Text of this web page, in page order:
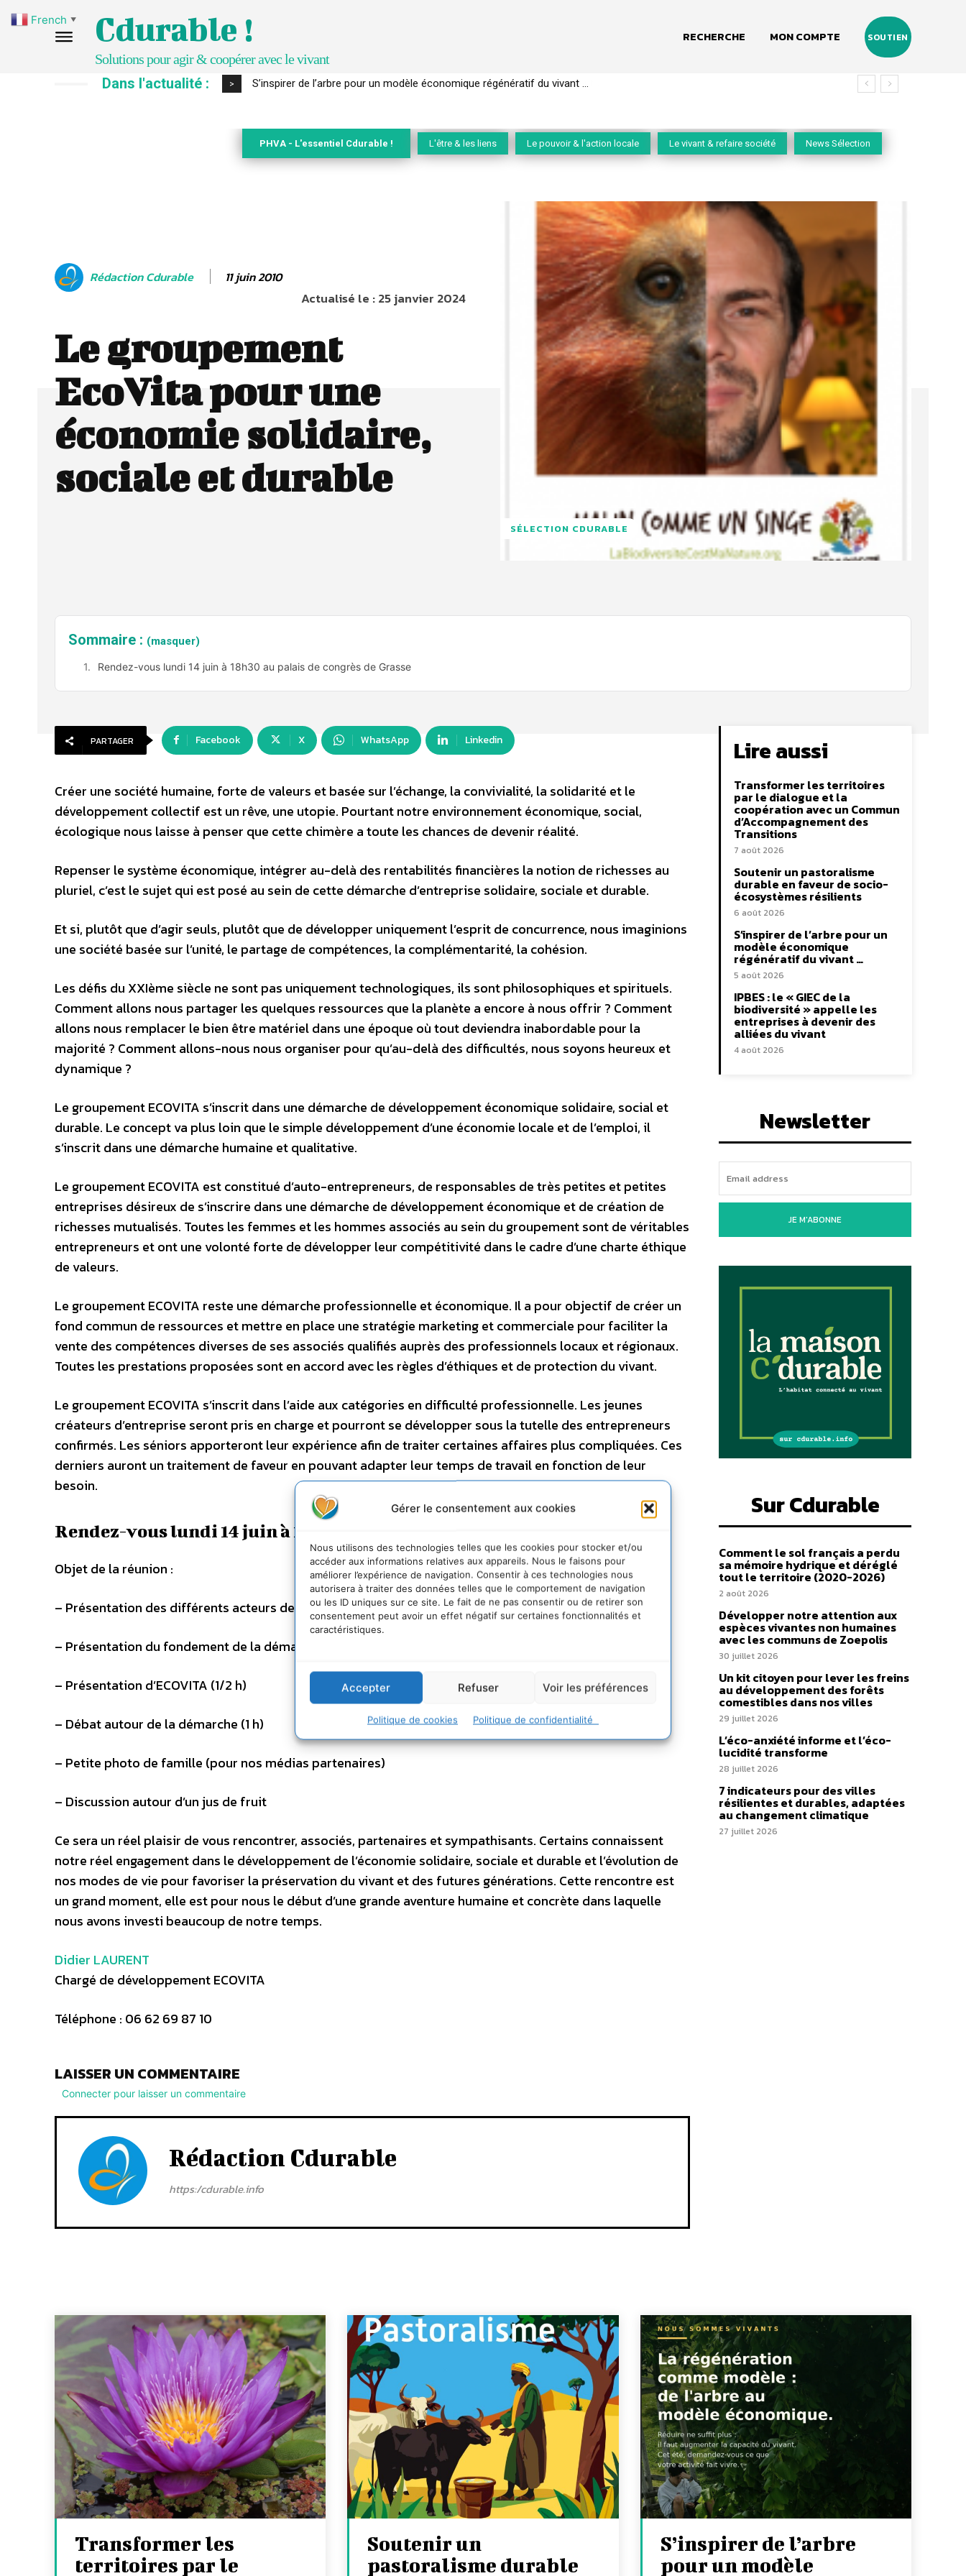
Gérer le consentement aux cookies
Nous utilisons des technologies telles que les cookies pour stocker et/ou
accéder aux informations relatives aux appareils. Nous le faisons pour
améliorer l’expérience de navigation. Consentir à ces technologies nous
autorisera à traiter des données telles que le comportement de navigation
ou les ID uniques sur ce site. Le fait de ne pas consentir ou de retirer son
consentement peut avoir un effet négatif sur certaines fonctionnalités et
caractéristiques.
Accepter Refuser Voir les préférences
Politique de cookies Politique de confidentialité
Cdurable !
Solutions pour agir & coopérer avec le vivant
RECHERCHE MON COMPTE SOUTIEN
Dans l'actualité : > S’inspirer de l’arbre pour un modèle économique régénératif du vivant …
PHVA - L'essentiel Cdurable ! L'être & les liens Le pouvoir & l'action locale Le vivant & refaire société News Sélection
Rédaction Cdurable 11 juin 2010
Actualisé le :25 janvier 2024
Le groupement
EcoVita pour une
économie solidaire,
sociale et durable
SÉLECTION CDURABLE
Sommaire : (masquer)
Rendez-vous lundi 14 juin à 18h30 au palais de congrès de Grasse
PARTAGER Facebook X WhatsApp Linkedin
Créer une société humaine, forte de valeurs et basée sur l’échange, la convivialité, la solidarité et le
développement collectif est un rêve, une utopie. Pourtant notre environnement économique, social,
écologique nous laisse à penser que cette chimère a toute les chances de devenir réalité.
Repenser le système économique, intégrer au-delà des rentabilités financières la notion de richesses au
pluriel, c’est le sujet qui est posé au sein de cette démarche d’entreprise solidaire, sociale et durable.
Et si, plutôt que d’agir seuls, plutôt que de développer uniquement l’esprit de concurrence, nous imaginions
une société basée sur l’unité, le partage de compétences, la complémentarité, la cohésion.
Les défis du XXIème siècle ne sont pas uniquement technologiques, ils sont philosophiques et spirituels.
Comment allons nous partager les quelques ressources que la planète a encore à nous offrir ? Comment
allons nous remplacer le bien être matériel dans une époque où tout deviendra inabordable pour la
majorité ? Comment allons-nous nous organiser pour qu’au-delà des difficultés, nous soyons heureux et
dynamique ?
Le groupement ECOVITA s’inscrit dans une démarche de développement économique solidaire, social et
durable. Le concept va plus loin que le simple développement d’une économie locale et de l’emploi, il
s’inscrit dans une démarche humaine et qualitative.
Le groupement ECOVITA est constitué d’auto-entrepreneurs, de responsables de très petites et petites
entreprises désireux de s’inscrire dans une démarche de développement économique et de création de
richesses mutualisés. Toutes les femmes et les hommes associés au sein du groupement sont de véritables
entrepreneurs et ont une volonté forte de développer leur compétitivité dans le cadre d’une charte éthique
de valeurs.
Le groupement ECOVITA reste une démarche professionnelle et économique. Il a pour objectif de créer un
fond commun de ressources et mettre en place une stratégie marketing et commerciale pour faciliter la
vente des compétences diverses de ses associés qualifiés auprès des professionnels locaux et régionaux.
Toutes les prestations proposées sont en accord avec les règles d’éthiques et de protection du vivant.
Le groupement ECOVITA s’inscrit dans l’aide aux catégories en difficulté professionnelle. Les jeunes
créateurs d’entreprise seront pris en charge et pourront se développer sous la tutelle des entrepreneurs
confirmés. Les séniors apporteront leur expérience afin de traiter certaines affaires plus compliquées. Ces
derniers auront un traitement de faveur en pouvant adapter leur temps de travail en fonction de leur
besoin.
Rendez-vous lundi 14 juin à 18h30 au palais de congrès de Grasse
Objet de la réunion :
– Présentation des différents acteurs de la démarche (1/4 h)
– Présentation du fondement de la démarche (1/4 h)
– Présentation d’ECOVITA (1/2 h)
– Débat autour de la démarche (1 h)
– Petite photo de famille (pour nos médias partenaires)
– Discussion autour d’un jus de fruit
Ce sera un réel plaisir de vous rencontrer, associés, partenaires et sympathisants. Certains connaissent
notre réel engagement dans le développement de l’économie solidaire, sociale et durable et l’évolution de
nos modes de vie pour favoriser la préservation du vivant et des futures générations. Cette rencontre est
un grand moment, elle est pour nous le début d’une grande aventure humaine et concrète dans laquelle
nous avons investi beaucoup de notre temps.
Didier LAURENT
Chargé de développement ECOVITA
Téléphone : 06 62 69 87 10
LAISSER UN COMMENTAIRE
Connecter pour laisser un commentaire
Rédaction Cdurable
https:/cdurable.info
Lire aussi
Transformer les territoires
par le dialogue et la
coopération avec un Commun
d’Accompagnement des
Transitions
7 août 2026
Soutenir un pastoralisme
durable en faveur de socio-
écosystèmes résilients
6 août 2026
S’inspirer de l’arbre pour un
modèle économique
régénératif du vivant …
5 août 2026
IPBES : le « GIEC de la
biodiversité » appelle les
entreprises à devenir des
alliées du vivant
4 août 2026
Newsletter
JE M'ABONNE
Sur Cdurable
Comment le sol français a perdu
sa mémoire hydrique et déréglé
tout le territoire (2020-2026)
2 août 2026
Développer notre attention aux
espèces vivantes non humaines
avec les communs de Zoepolis
30 juillet 2026
Un kit citoyen pour lever les freins
au développement des forêts
comestibles dans nos villes
29 juillet 2026
L’éco-anxiété informe et l’éco-
lucidité transforme
28 juillet 2026
7 indicateurs pour des villes
résilientes et durables, adaptées
au changement climatique
27 juillet 2026
Transformer les
territoires par le
Soutenir un
pastoralisme durable
S’inspirer de l’arbre
pour un modèle
French ▼